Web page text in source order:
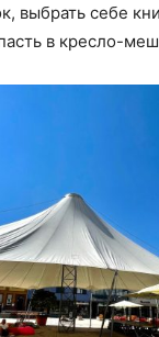
выбрать себе
в кресло-